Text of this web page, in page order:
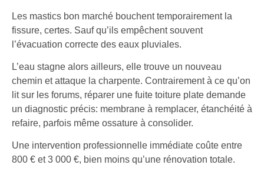
Les mastics bon marché bouchent temporairement la
fissure, certes. Sauf qu’ils empêchent souvent
l’évacuation correcte des eaux pluviales.
L’eau stagne alors ailleurs, elle trouve un nouveau
chemin et attaque la charpente. Contrairement à ce qu’on
lit sur les forums, réparer une fuite toiture plate demande
un diagnostic précis: membrane à remplacer, étanchéité à
refaire, parfois même ossature à consolider.
Une intervention professionnelle immédiate coûte entre
800 € et 3 000 €, bien moins qu’une rénovation totale.